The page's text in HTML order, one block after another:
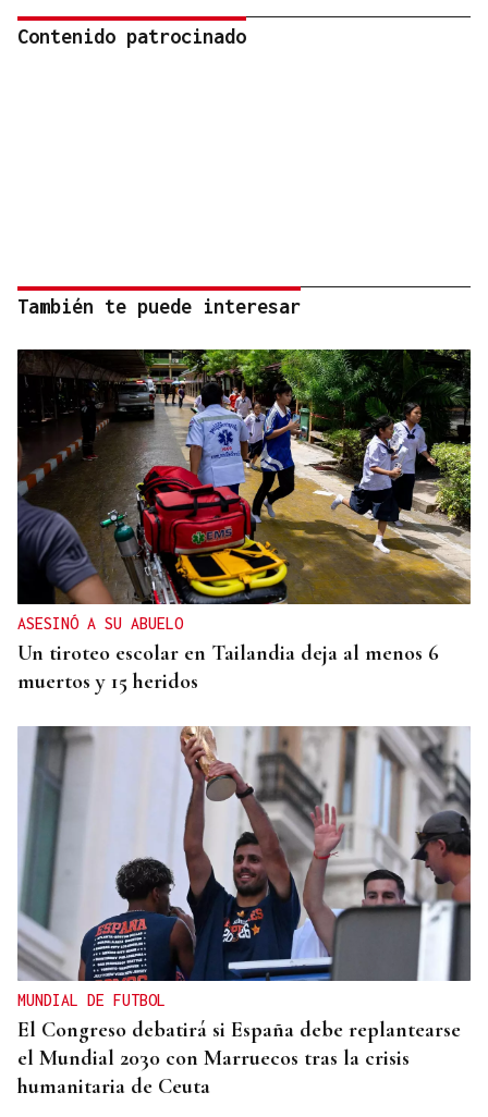
Contenido patrocinado
También te puede interesar
ASESINÓ A SU ABUELO
Un tiroteo escolar en Tailandia deja al menos 6
muertos y 15 heridos
MUNDIAL DE FUTBOL
El Congreso debatirá si España debe replantearse
el Mundial 2030 con Marruecos tras la crisis
humanitaria de Ceuta